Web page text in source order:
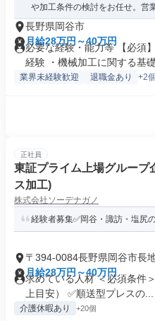
や加工条件の検討をお任せ。営
長野県岡谷市
月給28万円～40万円
必要な経験・能力等 【必須
経験 ・機械加工に関する基礎
業界未経験歓迎 退職金あり +2個
正社員
東証プライム上場グループ
ス加工)
株式会社ソーデナガノ
経験者募集✅岡谷・諏訪・塩尻
〒394-0084長野県岡谷市長
月給28万円～40万円
求めている人材 ＜必須条件
上目安） ✅順送型プレスの...
介護休暇あり +20個